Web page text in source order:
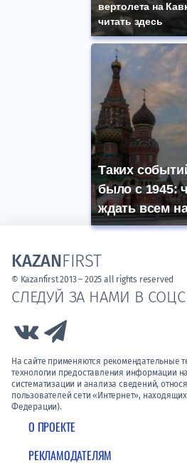
вертолета на
читать здесь
Таких
было с 1945:
ждать всем
О ПРОЕКТЕ
РЕКЛАМОДАТЕЛЯМ
СЛЕДУЙ ЗА НАМИ В
Link to Vk
На сайте применяются рекомендательные
технологии предоставления информации
систематизации и анализа сведений,
пользователей сети «Интернет»,
Федерации).
KAZANFIRST
© Kazanfirst 2013 – 2025 all rights reserved